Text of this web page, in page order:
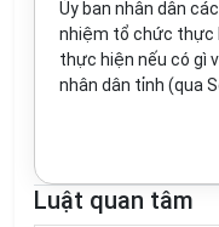
Ủy ban nhân dân
nhiệm tổ chức thực
thực hiện nếu có gì
nhân dân tỉnh (qua
Luật quan tâm